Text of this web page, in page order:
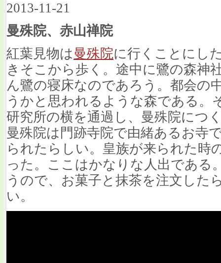
2013-11-21
曼殊院、赤山禅院
紅葉見物は曼殊院に行くことにし
きそこから歩く。途中に鷺の森神
ん鷺の寝床なのであろう。都会の
うかと思われるような森である。
研究所の横を通過し、曼殊院につ
曼殊院は門跡寺院で由緒あるお寺
られたらしい。皇族が来られた時
った。ここはかなりな人出である
うので、お菓子と抹茶を注文した
い。